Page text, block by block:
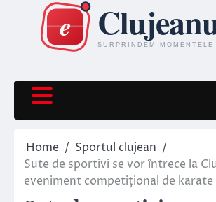
content
Home
Sportul clujean
Sute de sportivi se vor întrece la
eveniment competițional de karate